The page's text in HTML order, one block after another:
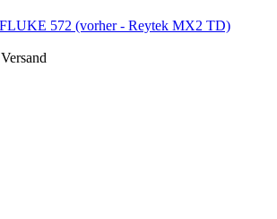
572 (vorher - Reytek MX2 TD)
Versand